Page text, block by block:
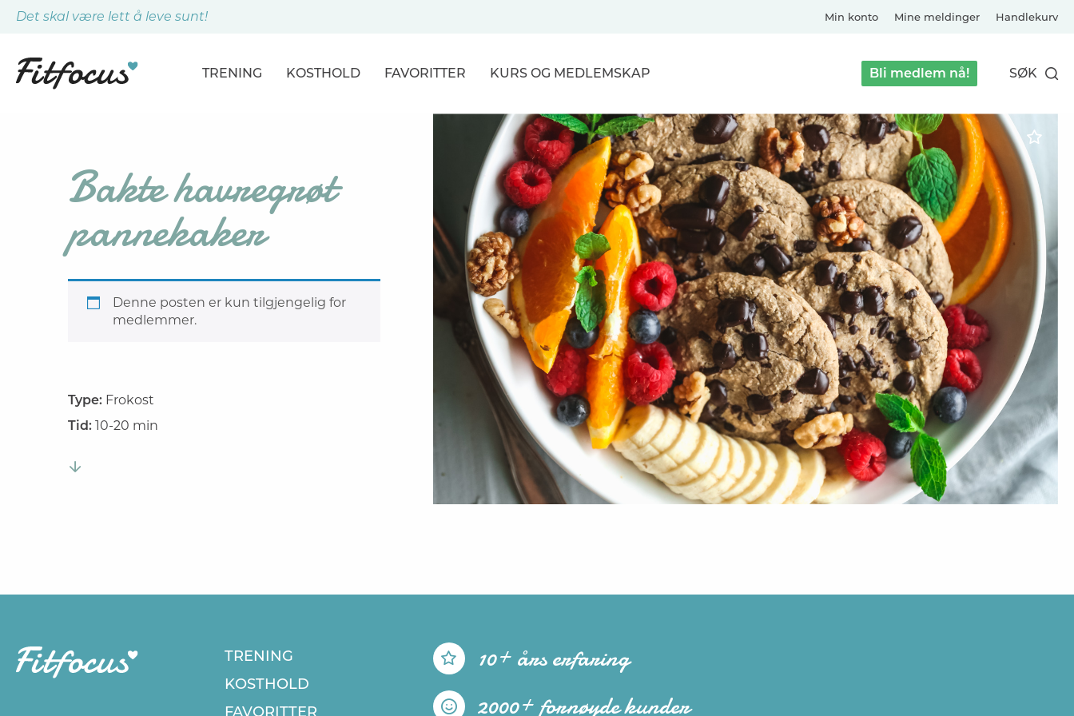
Det skal være lett å leve sunt! Min konto Mine meldinger Handlekurv
TRENING
ØVELSER
KOSTHOLD
MÅLTIDER
FAVORITTER KURS OG MEDLEMSKAP Bli medlem nå! SØK
Bakte havregrøt
pannekaker
Denne posten er kun tilgjengelig for
medlemmer.
Type: Frokost
Tid:10-20 min
TRENING
KOSTHOLD
FAVORITTER
10+ års erfaring
2000+ fornøyde kunder